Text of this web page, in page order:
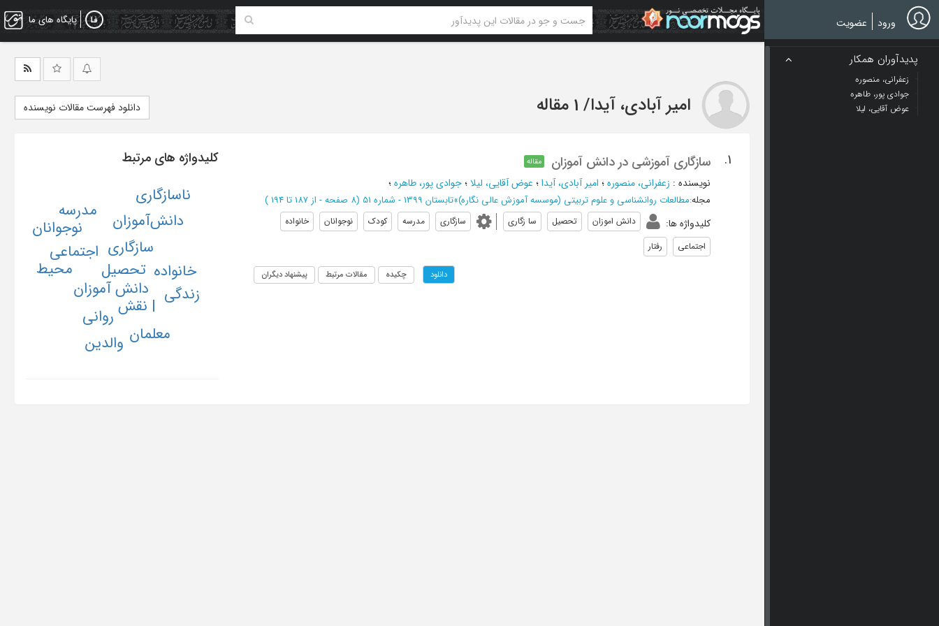
Skip
to
main
پایگاه های ما ورود عضویت
پدیدآوران همکار
زعفراني، منصوره
جوادي پور، طاهره
عوض آقايي، ليلا
امير آبادي، آيدا/ 1 مقاله دانلود فهرست مقالات نویسنده
1. سازگاری آموزشی در دانش آموزان مقاله
نویسنده : زعفراني، منصوره؛ امير آبادي، آيدا؛ عوض آقايي، ليلا؛جوادي پور، طاهره؛
مجله:مطالعات روانشناسی و علوم تربیتی (موسسه آموزش عالی نگاره)»تابستان 1399 - شماره 51 (‎8 صفحه - از 187 تا 194 )
کلیدواژه ها: دانش اموزان تحصیل سا زگاری سازگاری مدرسه کودک نوجوانان
خانواده
اجتماعی
رفتار
دانلود چکیده مقالات مرتبط پیشنهاد دیگران
کلیدواژه های مرتبط
تحصیل
دانش آموزان
سازگاری
| نقش
اجتماعى
خانواده
دانش‌آموزان
روانی
زندگی
محیط
مدرسه
معلمان
ناسازگاری
نوجوانان
والدین